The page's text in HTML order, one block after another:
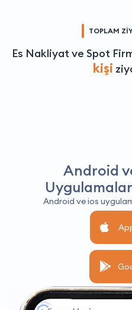
TOPLAM
Es Nakliyat ve Spot
kişi
Android
Android ve ios